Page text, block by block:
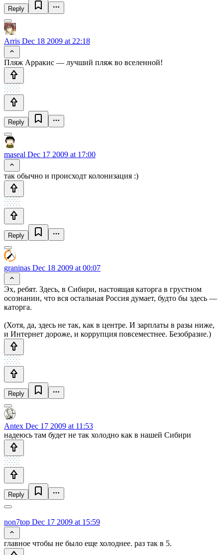
Reply
Arris Dec 18 2009 at 22:18
Пляж Арракис — лучший пляж во вселенной!
Reply
maseal Dec 17 2009 at 17:00
так обычно и происходт колонизация :)
Reply
graninas Dec 18 2009 at 00:07
Эх, ребят. Здесь, в Сибири, настоящая каторга в грустном
осознании, что вся остальная Россия думает, будто бы здесь —
каторга.
(Хотя, да, здесь не так, как в центре. И зарплаты в разы ниже,
и Интернет дороже, и коррупция повсеместнее. Безобразие.)
Reply
Antex Dec 17 2009 at 11:53
надеюсь там будет не так холодно как в нашей Сибири
Reply
non7top Dec 17 2009 at 15:59
главное чтобы не было еще холоднее. раз так в 5.